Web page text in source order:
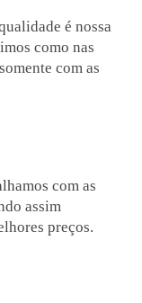
é nossa
como nas
com as
com as
assim
preços.